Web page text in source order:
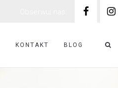
KONTAKT BLOG